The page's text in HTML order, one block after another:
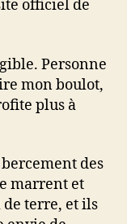
officiel de
Personne
mon boulot,
plus à
des
marrent et
de terre, et ils